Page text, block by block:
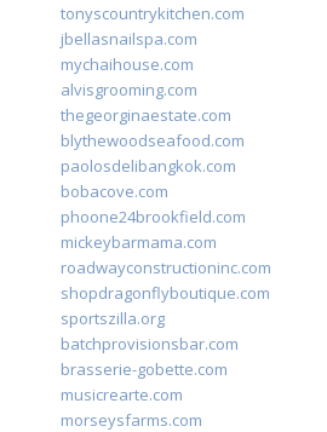
tonyscountrykitchen.com
jbellasnailspa.com
mychaihouse.com
alvisgrooming.com
thegeorginaestate.com
blythewoodseafood.com
paolosdelibangkok.com
bobacove.com
phoone24brookfield.com
mickeybarmama.com
roadwayconstructioninc.com
shopdragonflyboutique.com
sportszilla.org
batchprovisionsbar.com
brasserie-gobette.com
musicrearte.com
morseysfarms.com